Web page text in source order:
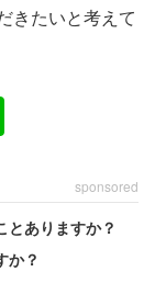
きたいと考えて
sponsored
とありますか？
か？